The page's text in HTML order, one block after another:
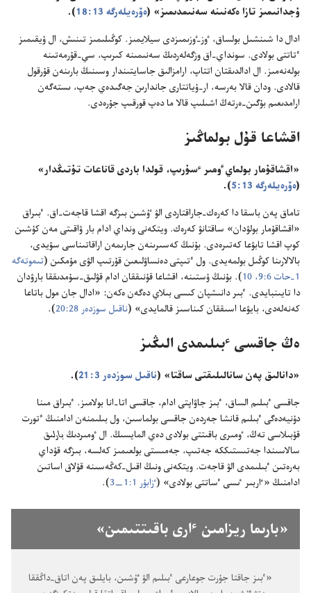
ۇجدانىمىز تازا ەكەنىنە سەنىمدىمىز» (‏ەۆرەيلەرگە 13:‏18
‏)‏.‏
ادال دا شىنشىل بولساق،‏ ٶز-‏ٶزىمىزدى سيلايمىز.‏ كوڭىلىمىز تىنىش،‏ ال ۇيقىمىز
ٴ‌تاتتى بولادى.‏ سونداي-‏اق وزگەلەردىڭ سەنىمىنە كىرىپ،‏ سي-‏قۇرمەتىنە
بولەنەمىز.‏ ال ادالدىقتان اتتاپ،‏ ارامزالىق جاسايتىندار وسىنىڭ بارىنەن قۇرقول
قالادى.‏ ودان قالا بەرسە،‏ ار-‏ۇياتتارى جاندارىن جەگىدەي جەپ،‏ ىستەگەن
ارامدىعىم بۇگىن-‏ەرتەڭ اشىلىپ قالا ما دەپ قورقىپ جۇرەدى.‏
اقشاعا قۇل بولماڭىز
‏«اقشاقۇمار بولماي ٶمىر ٴ‌سۇرىپ،‏ قولدا باردى قاناعات تۇتىڭدار»
(‏ەۆرەيلەرگە 13:‏5
‏)‏.‏
تاماق پەن باسقا دا كەرەك-‏جاراقتاردى الۋ ٷشىن بىزگە اقشا قاجەت-‏اق.‏ ٴ‌بىراق
«اقشاقۇمار بولۋدان» ساقتانۋ كەرەك.‏ ويتكەنى ونداي ادام بار ۋاقىتى مەن كۇشىن
كوپ اقشا تابۋعا كەتىرەدى.‏ بۇنىڭ كەسىرىنەن جارىمەن اراقاتىناسى سۋيدى،‏
بالالارىنا كوڭىل بولمەيدى.‏ ول ٴ‌تىپتى دەنساۋلىعىن قۇرتىپ الۋى مۇمكىن (‏تىموتەگە
1-‏حات 6:‏9،‏ 10
‏)‏.‏ بۇنىڭ ۇستىنە،‏ اقشاعا قۇنىققان ادام قۋلىق-‏سۇمدىققا بارۋدان
دا تايىنبايدى.‏ ٴ‌بىر دانىشپان كىسى بىلاي دەگەن ەكەن:‏ «ادال جان مول باتاعا
كەنەلەدى،‏ بايۋعا اسىققان كىناسىز قالمايدى» (‏ناقىل سوزدەر 28:‏20 ‏)‏.‏
ەڭ جاقسى ٴ‌بىلىمدى الىڭىز
‏«دانالىق پەن سانالىلىقتى ساقتا» (‏ناقىل سوزدەر 3:‏21
‏)‏.‏
جاقسى ٴ‌بىلىم الساق،‏ ٴ‌بىز جاۋاپتى ادام،‏ جاقسى اتا-‏انا بولامىز.‏ ٴ‌بىراق مىنا
دۇنيەدەگى ٴ‌بىلىم قانشا جەردەن جاقسى بولماسىن،‏ ول بىلىمنەن ادامنىڭ ٴ‌تورت
قۇبىلاسى تەڭ،‏ ٶمىرى باقىتتى بولادى دەي المايسىڭ.‏ ال ٶمىردىڭ بارلىق
سالاسىندا جەتىستىككە جەتىپ،‏ جەمىستى بولعىمىز كەلسە،‏ بىزگە قۇداي
بەرەتىن ٴ‌بىلىمدى الۋ قاجەت.‏ ويتكەنى ونىڭ اقىل-‏كەڭەسىنە قۇلاق اساتىن
ادامنىڭ «ٵربىر ٸسى ٴ‌ساتتى بولادى» (‏ٴ‌زابۇر 1:‏1—‏3 ‏)‏.‏
‏«بارىما ريزامىن ٵرى باقىتتىمىن»‏
‏«ٴ‌بىز جاقتا جۇرت جوعارعى ٴ‌بىلىم الۋ ٷشىن،‏ بايلىق پەن اتاق-‏داڭققا